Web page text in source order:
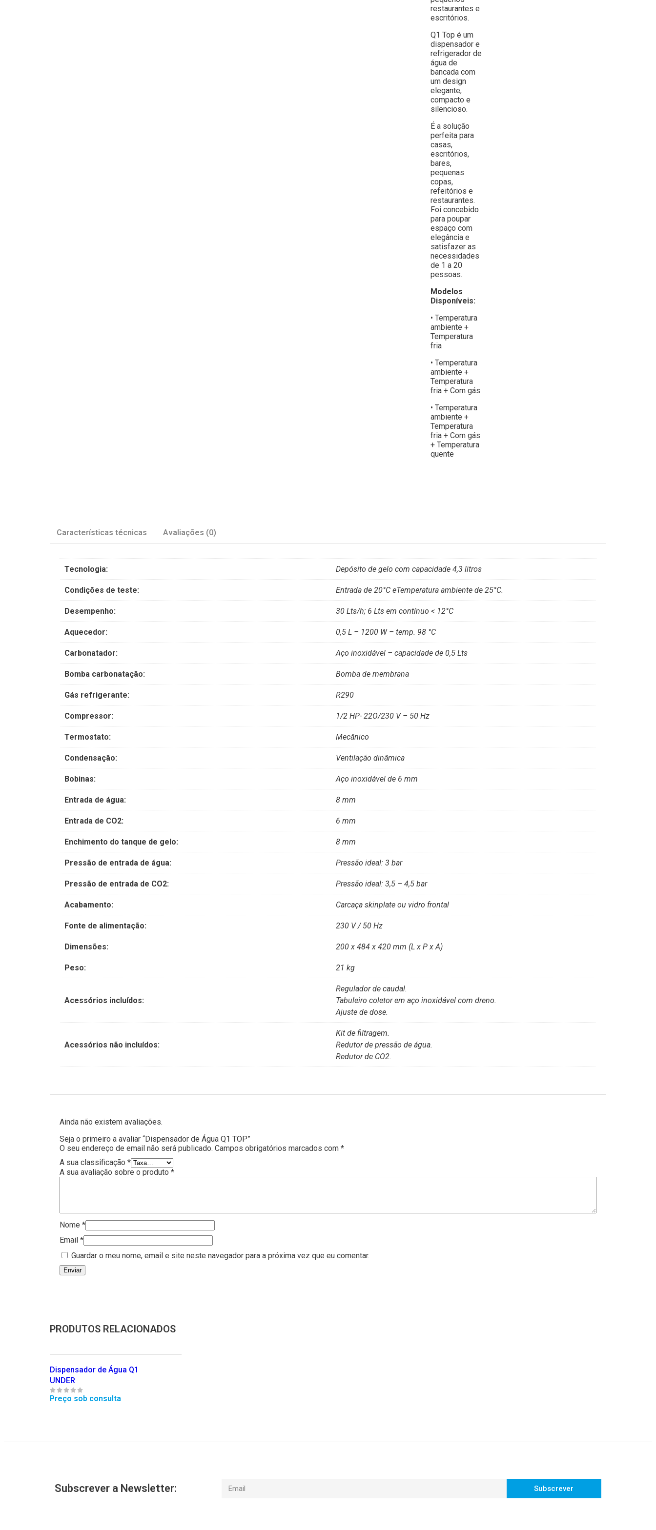
restaurantes e
escritórios.
Q1 Top é um
dispensador e
refrigerador de
água de
bancada com
um design
elegante,
compacto e
silencioso.
É a solução
perfeita para
casas,
escritórios,
bares,
pequenas
copas,
refeitórios e
restaurantes.
Foi concebido
para poupar
espaço com
elegância e
satisfazer as
necessidades
de 1 a 20
pessoas.
Modelos
Disponíveis:
• Temperatura
ambiente +
Temperatura
fria
• Temperatura
ambiente +
Temperatura
fria + Com gás
• Temperatura
ambiente +
Temperatura
fria + Com gás
+ Temperatura
quente
Características técnicas Avaliações (0)
Tecnologia: Depósito de gelo com capacidade 4,3 litros
Condições de teste: Entrada de 20°C eTemperatura ambiente de 25°C.
Desempenho: 30 Lts/h; 6 Lts em contínuo < 12°C
Aquecedor: 0,5 L – 1200 W – temp. 98 °C
Carbonatador: Aço inoxidável – capacidade de 0,5 Lts
Bomba carbonatação: Bomba de membrana
Gás refrigerante: R290
Compressor: 1/2 HP- 22O/230 V – 50 Hz
Termostato: Mecânico
Condensação: Ventilação dinâmica
Bobinas: Aço inoxidável de 6 mm
Entrada de água: 8 mm
Entrada de CO2: 6 mm
Enchimento do tanque de gelo: 8 mm
Pressão de entrada de água: Pressão ideal: 3 bar
Pressão de entrada de CO2: Pressão ideal: 3,5 – 4,5 bar
Acabamento: Carcaça skinplate ou vidro frontal
Fonte de alimentação: 230 V / 50 Hz
Dimensões: 200 x 484 x 420 mm (L x P x A)
Peso: 21 kg
Acessórios incluídos:
Regulador de caudal.
Tabuleiro coletor em aço inoxidável com dreno.
Ajuste de dose.
Acessórios não incluídos:
Kit de filtragem.
Redutor de pressão de água.
Redutor de CO2.
Ainda não existem avaliações.
Seja o primeiro a avaliar “Dispensador de Água Q1 TOP”
O seu endereço de email não será publicado. Campos obrigatórios marcados com *
A sua classificação *
A sua avaliação sobre o produto *
Nome *
Email *
Guardar o meu nome, email e site neste navegador para a próxima vez que eu comentar.
PRODUTOS RELACIONADOS
Dispensador de Água Q1
UNDER
Preço sob consulta
Subscrever a Newsletter: Subscrever